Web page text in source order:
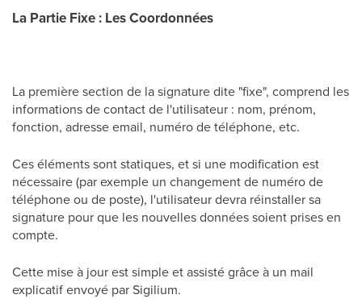
La Partie Fixe : Les Coordonnées
La première section de la signature dite "fixe", comprend les
informations de contact de l'utilisateur : nom, prénom,
fonction, adresse email, numéro de téléphone, etc.
Ces éléments sont statiques, et si une modification est
nécessaire (par exemple un changement de numéro de
téléphone ou de poste), l'utilisateur devra réinstaller sa
signature pour que les nouvelles données soient prises en
compte.
Cette mise à jour est simple et assisté grâce à un mail
explicatif envoyé par Sigilium.